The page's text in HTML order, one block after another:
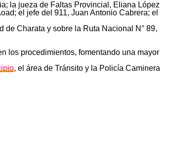
la jueza de Faltas Provincial, Eliana López
el jefe del 911, Juan Antonio Cabrera; el
de Charata y sobre la Ruta Nacional N° 89,
los procedimientos, fomentando una mayor
, el área de Tránsito y la Policía Caminera